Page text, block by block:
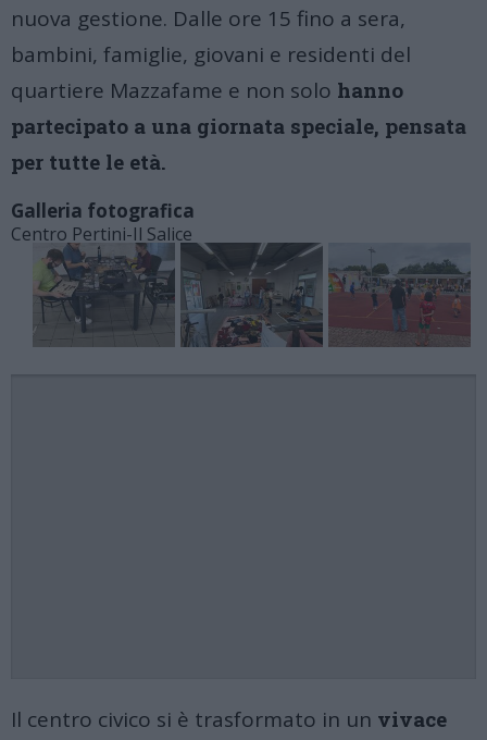
nuova gestione. Dalle ore 15 fino a sera,
bambini, famiglie, giovani e residenti del
quartiere Mazzafame e non solo hanno
partecipato a una giornata speciale, pensata
per tutte le età.
Galleria fotografica
Centro Pertini-Il Salice
Il centro civico si è trasformato in un vivace